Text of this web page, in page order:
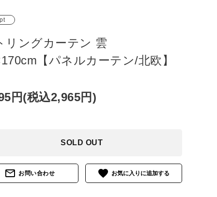
詳しく見る
リングカーテン 雲
【パネルカーテン/北欧】
円(税込2,965円)
SOLD OUT
mail_outline お問い合わせ favorite